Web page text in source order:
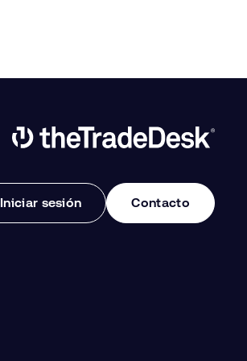
Link to The Trade Desk Home Page
Iniciar sesión Contacto